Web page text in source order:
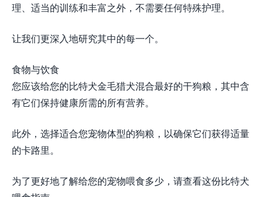
理、适当的训练和丰富之外，不需要任何特殊护理。
让我们更深入地研究其中的每一个。
食物与饮食
您应该给您的比特犬金毛猎犬混合最好的干狗粮，其中含
有它们保持健康所需的所有营养。
此外，选择适合您宠物体型的狗粮，以确保它们获得适量
的卡路里。
为了更好地了解给您的宠物喂食多少，请查看这份比特犬